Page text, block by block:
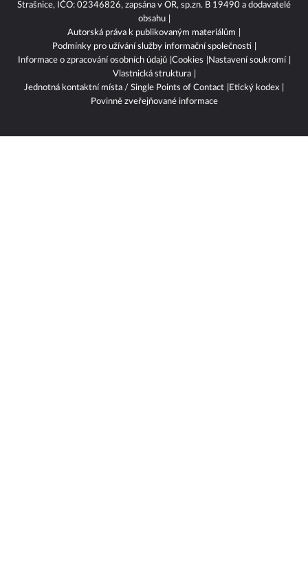
Strašnice, IČO: 02346826, zapsána v OR, sp.zn. B 19490 a dodavatelé
obsahu
Autorská práva k publikovaným materiálům
Podmínky pro užívání služby informační společnosti
Informace o zpracování osobních údajů Cookies
Nastavení soukromí
Vlastnická struktura
Jednotná kontaktní místa / Single Points of Contact
Etický kodex
Povinně zveřejňované informace